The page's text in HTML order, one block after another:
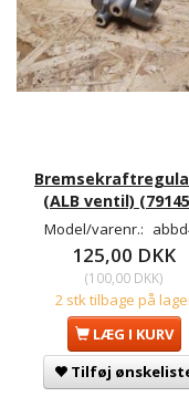
(ALB ventil)
Model/varenr.:
125,00 DKK
(100,00 DKK)
2 stk tilbage på
LÆG I KURV
Tilføj